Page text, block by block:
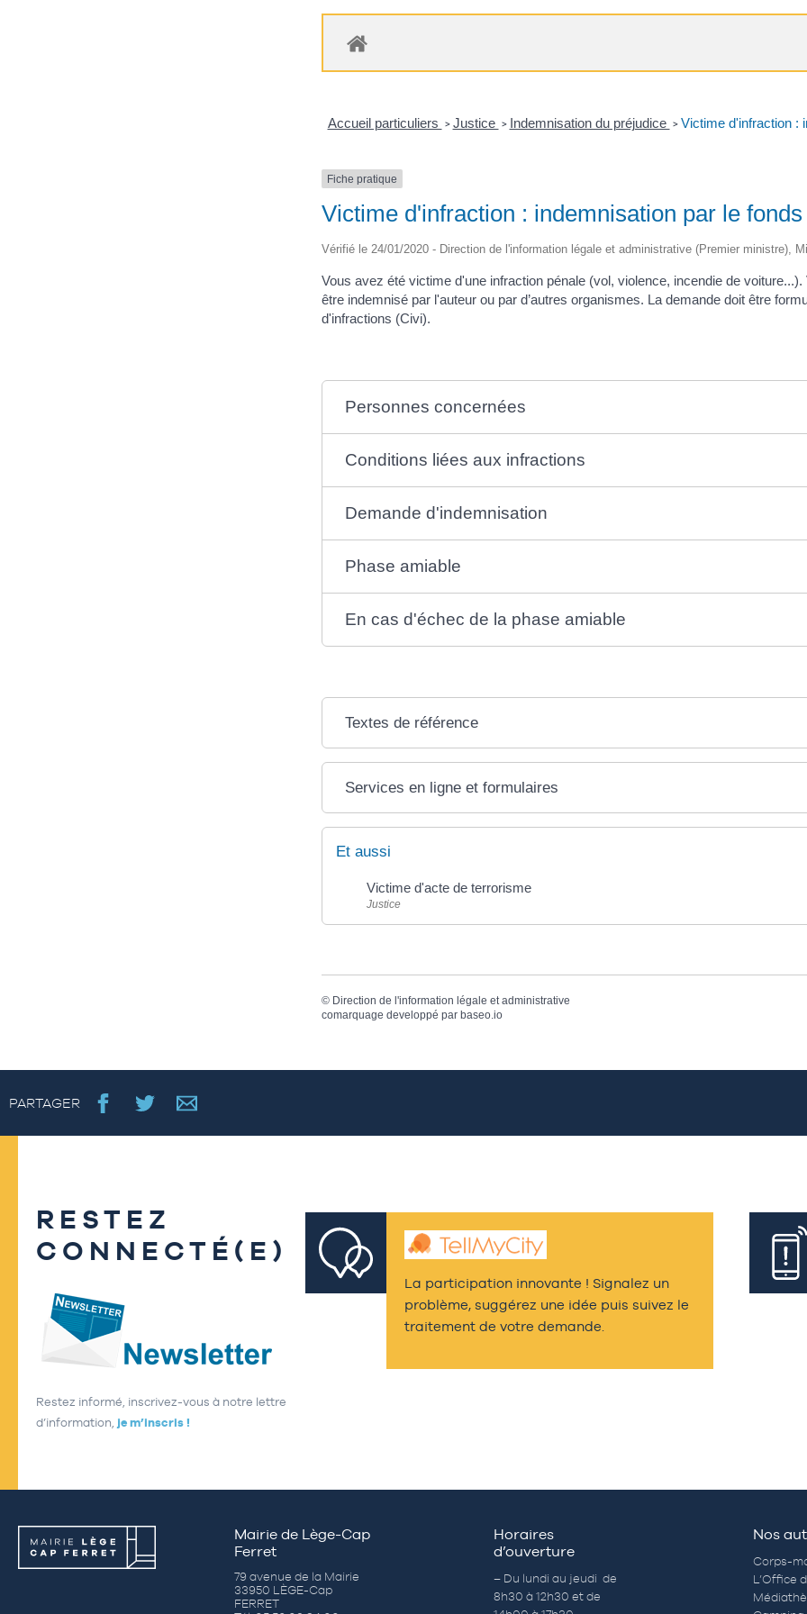
Accueil particuliers > Justice > Indemnisation du préjudice > Victime d'infraction :
Fiche pratique
Victime d'infraction : indemnisation par le
Vérifié le 24/01/2020 - Direction de l'information légale et administrative (Premier ministre),
Vous avez été victime d'une infraction pénale (vol, violence, incendie de
être indemnisé par l'auteur ou par d’autres organismes. La demande doit être
d'infractions (Civi).
Personnes concernées
Conditions liées aux infractions
Demande d'indemnisation
Phase amiable
En cas d'échec de la phase amiable
Textes de référence
Services en ligne et formulaires
Et aussi
Victime d'acte de terrorisme
Justice
© Direction de l'information légale et administrative
comarquage developpé par baseo.io
PARTAGER
RESTEZ
CONNECTÉ(E)
Restez informé, inscrivez-vous à notre lettre
d’information, je m’inscris !
La participation innovante ! Signalez un
problème, suggérez une idée puis suivez le
traitement de votre demande.
Mairie de Lège-Cap
Ferret
79 avenue de la Mairie
33950 LÈGE-Cap
FERRET
Horaires
d’ouverture
– Du lundi au jeudi de
8h30 à 12h30 et de
Nos
Corps-
L’Office